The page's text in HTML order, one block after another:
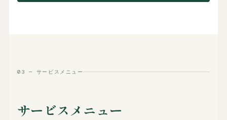
03 — サービスメニュー
サービスメニュー